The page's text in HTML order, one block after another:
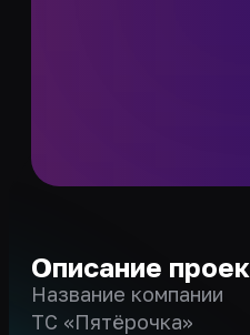
Описание
Название компании
ТС «Пятёрочка»